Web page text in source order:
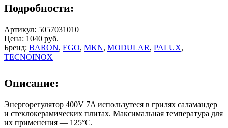
Подробности:
Артикул: 5057031010
Цена: 1040 руб.
Бренд: BARON, EGO, MKN, MODULAR, PALUX,
TECNOINOX
Описание:
Энергорегулятор 400V 7A использутеся в грилях саламандер
и стеклокерамических плитах. ​Максимальная температура для
их применения — 125°C.